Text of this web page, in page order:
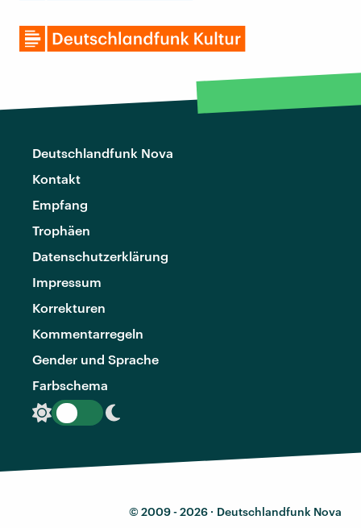
Deutschlandfunk Nova
Kontakt
Empfang
Trophäen
Datenschutzerklärung
Impressum
Korrekturen
Kommentarregeln
Gender und Sprache
Farbschema
© 2009 - 2026 · Deutschlandfunk Nova